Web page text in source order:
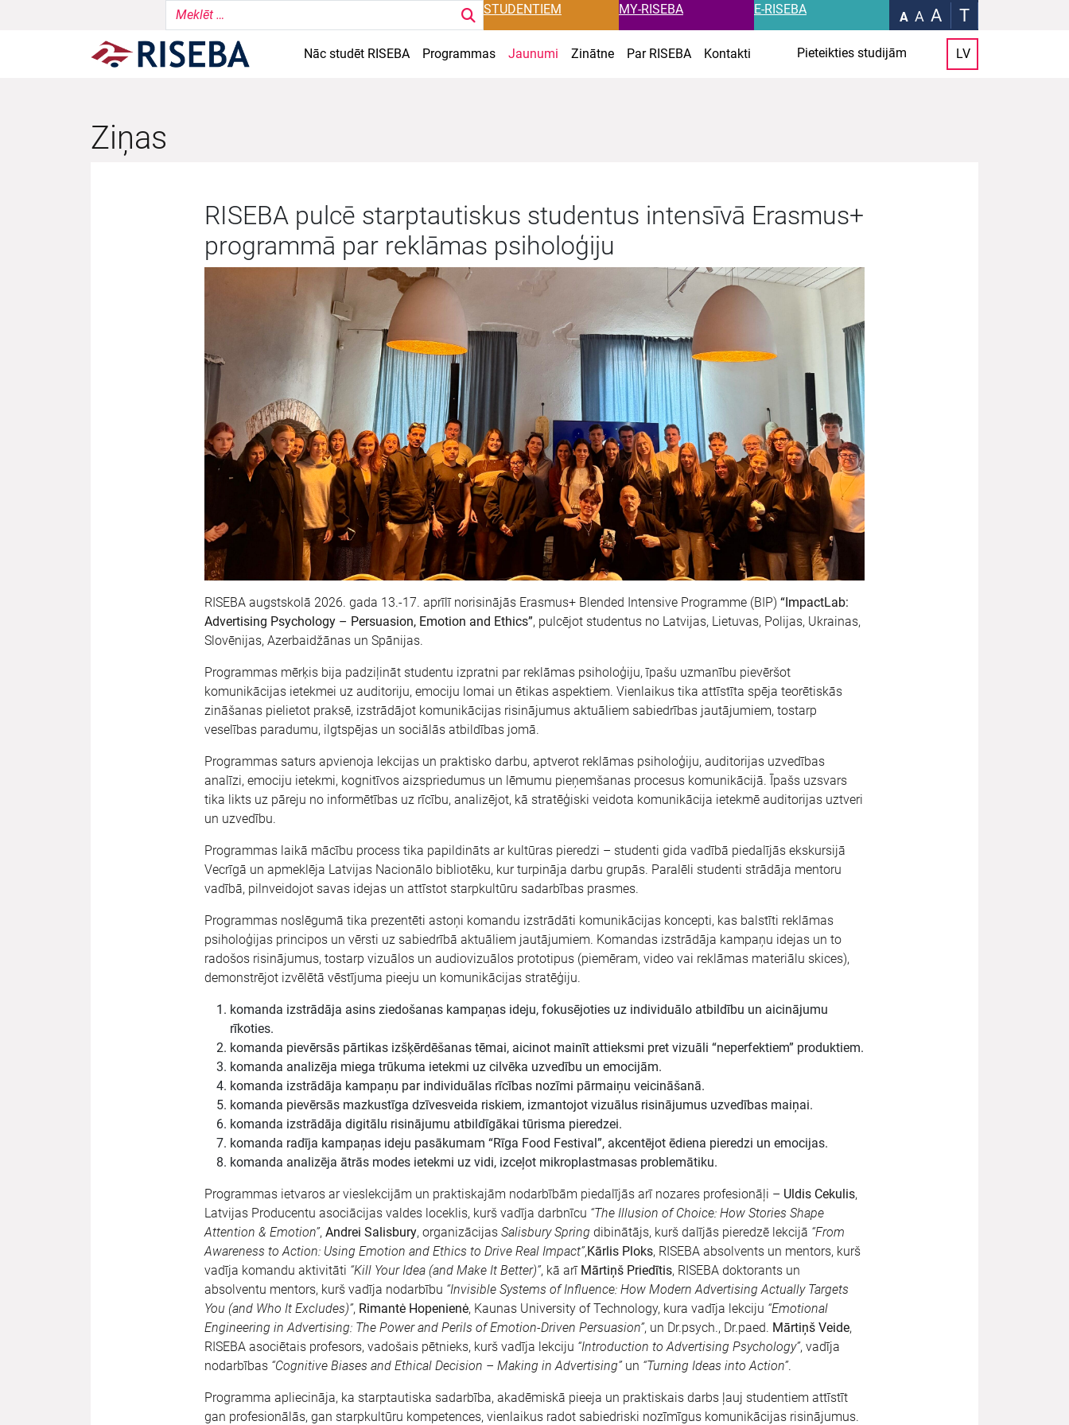
STUDENTIEM MY-RISEBA E-RISEBA A A A T
Nāc studēt RISEBA Programmas Jaunumi Zinātne Par RISEBA Kontakti Pieteikties studijām LV
Ziņas
RISEBA pulcē starptautiskus studentus intensīvā Erasmus+
programmā par reklāmas psiholoģiju
RISEBA augstskolā 2026. gada 13.-17. aprīlī norisinājās Erasmus+ Blended Intensive Programme (BIP) “ImpactLab:
Advertising Psychology – Persuasion, Emotion and Ethics”, pulcējot studentus no Latvijas, Lietuvas, Polijas, Ukrainas,
Slovēnijas, Azerbaidžānas un Spānijas.
Programmas mērķis bija padziļināt studentu izpratni par reklāmas psiholoģiju, īpašu uzmanību pievēršot
komunikācijas ietekmei uz auditoriju, emociju lomai un ētikas aspektiem. Vienlaikus tika attīstīta spēja teorētiskās
zināšanas pielietot praksē, izstrādājot komunikācijas risinājumus aktuāliem sabiedrības jautājumiem, tostarp
veselības paradumu, ilgtspējas un sociālās atbildības jomā.
Programmas saturs apvienoja lekcijas un praktisko darbu, aptverot reklāmas psiholoģiju, auditorijas uzvedības
analīzi, emociju ietekmi, kognitīvos aizspriedumus un lēmumu pieņemšanas procesus komunikācijā. Īpašs uzsvars
tika likts uz pāreju no informētības uz rīcību, analizējot, kā stratēģiski veidota komunikācija ietekmē auditorijas uztveri
un uzvedību.
Programmas laikā mācību process tika papildināts ar kultūras pieredzi – studenti gida vadībā piedalījās ekskursijā
Vecrīgā un apmeklēja Latvijas Nacionālo bibliotēku, kur turpināja darbu grupās. Paralēli studenti strādāja mentoru
vadībā, pilnveidojot savas idejas un attīstot starpkultūru sadarbības prasmes.
Programmas noslēgumā tika prezentēti astoņi komandu izstrādāti komunikācijas koncepti, kas balstīti reklāmas
psiholoģijas principos un vērsti uz sabiedrībā aktuāliem jautājumiem. Komandas izstrādāja kampaņu idejas un to
radošos risinājumus, tostarp vizuālos un audiovizuālos prototipus (piemēram, video vai reklāmas materiālu skices),
demonstrējot izvēlētā vēstījuma pieeju un komunikācijas stratēģiju.
komanda izstrādāja asins ziedošanas kampaņas ideju, fokusējoties uz individuālo atbildību un aicinājumu
rīkoties.
komanda pievērsās pārtikas izšķērdēšanas tēmai, aicinot mainīt attieksmi pret vizuāli “neperfektiem” produktiem.
komanda analizēja miega trūkuma ietekmi uz cilvēka uzvedību un emocijām.
komanda izstrādāja kampaņu par individuālas rīcības nozīmi pārmaiņu veicināšanā.
komanda pievērsās mazkustīga dzīvesveida riskiem, izmantojot vizuālus risinājumus uzvedības maiņai.
komanda izstrādāja digitālu risinājumu atbildīgākai tūrisma pieredzei.
komanda radīja kampaņas ideju pasākumam “Rīga Food Festival”, akcentējot ēdiena pieredzi un emocijas.
komanda analizēja ātrās modes ietekmi uz vidi, izceļot mikroplastmasas problemātiku.
Programmas ietvaros ar vieslekcijām un praktiskajām nodarbībām piedalījās arī nozares profesionāļi – Uldis Cekulis,
Latvijas Producentu asociācijas valdes loceklis, kurš vadīja darbnīcu “The Illusion of Choice: How Stories Shape
Attention & Emotion”, Andrei Salisbury, organizācijas Salisbury Spring dibinātājs, kurš dalījās pieredzē lekcijā “From
Awareness to Action: Using Emotion and Ethics to Drive Real Impact”,Kārlis Ploks, RISEBA absolvents un mentors, kurš
vadīja komandu aktivitāti “Kill Your Idea (and Make It Better)”, kā arī Mārtiņš Priedītis, RISEBA doktorants un
absolventu mentors, kurš vadīja nodarbību “Invisible Systems of Influence: How Modern Advertising Actually Targets
You (and Who It Excludes)”, Rimantė Hopenienė, Kaunas University of Technology, kura vadīja lekciju “Emotional
Engineering in Advertising: The Power and Perils of Emotion-Driven Persuasion”, un Dr.psych., Dr.paed. Mārtiņš Veide,
RISEBA asociētais profesors, vadošais pētnieks, kurš vadīja lekciju “Introduction to Advertising Psychology”, vadīja
nodarbības “Cognitive Biases and Ethical Decision – Making in Advertising” un “Turning Ideas into Action”.
Programma apliecināja, ka starptautiska sadarbība, akadēmiskā pieeja un praktiskais darbs ļauj studentiem attīstīt
gan profesionālās, gan starpkultūru kompetences, vienlaikus radot sabiedriski nozīmīgus komunikācijas risinājumus.